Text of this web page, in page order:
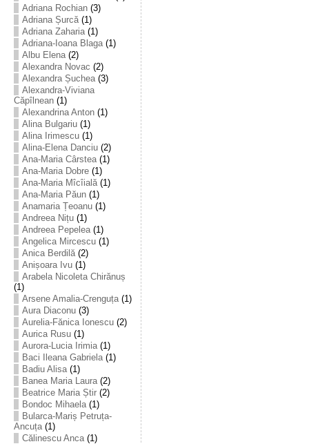
Adriana Rochian(3)
Adriana Șurcă(1)
Adriana Zaharia(1)
Adriana-Ioana Blaga(1)
Albu Elena(2)
Alexandra Novac (2)
Alexandra Șuchea(3)
Alexandra-Viviana
Căpîlnean(1)
Alexandrina Anton(1)
Alina Bulgariu(1)
Alina Irimescu(1)
Alina-Elena Danciu(2)
Ana-Maria Cârstea(1)
Ana-Maria Dobre(1)
Ana-Maria Mîcîială(1)
Ana-Maria Păun(1)
Anamaria Țeoanu(1)
Andreea Nițu(1)
Andreea Pepelea(1)
Angelica Mircescu(1)
Anica Berdilă(2)
Anișoara Ivu(1)
Arabela Nicoleta Chirănuș
(1)
Arsene Amalia-Crenguța(1)
Aura Diaconu(3)
Aurelia-Fănica Ionescu(2)
Aurica Rusu(1)
Aurora-Lucia Irimia(1)
Baci Ileana Gabriela(1)
Badiu Alisa(1)
Banea Maria Laura(2)
Beatrice Maria Știr(2)
Bondoc Mihaela(1)
Bularca-Mariș Petruța-
Ancuța(1)
Călinescu Anca(1)